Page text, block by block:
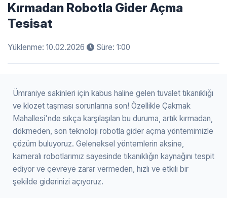
Kırmadan Robotla Gider Açma
Tesisat
Yüklenme: 10.02.2026 Süre: 1:00
Ümraniye sakinleri için kabus haline gelen tuvalet tıkanıklığı
ve klozet taşması sorunlarına son! Özellikle Çakmak
Mahallesi'nde sıkça karşılaşılan bu duruma, artık kırmadan,
dökmeden, son teknoloji robotla gider açma yöntemimizle
çözüm buluyoruz. Geleneksel yöntemlerin aksine,
kameralı robotlarımız sayesinde tıkanıklığın kaynağını tespit
ediyor ve çevreye zarar vermeden, hızlı ve etkili bir
şekilde giderinizi açıyoruz.